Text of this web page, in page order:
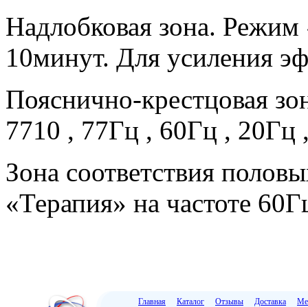
Надлобковая зона.
10минут. Для усиления
Пояснично-крестцовая
7710 , 77Гц , 60Гц , 20Гц
Зона соответствия
«Терапия» на частоте
Главная Каталог Отзывы Доставка